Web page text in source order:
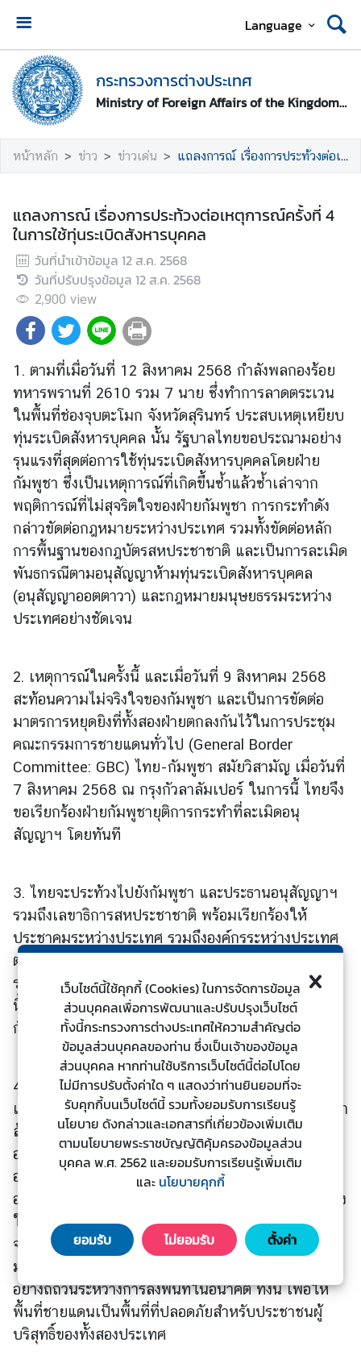
Language
กระทรวงการต่างประเทศ
Ministry of Foreign Affairs of the Kingdom of Thailand
ห
น้
า
ห
ลั
ก
ะ
ท
ร
ว
ง
ก
า
ต่
า
ง
ป
ร
เ
ท
ศ
น
โ
ย
ย
ก
า
ร
า
ง
ป
ร
ท
ศ
ล
ป
ะ
หน้าหลัก ข่าว ข่าวเด่น แถลงการณ์ เรื่องการประท้วงต่อเหตุการณ์ครั้งที่ 4 ในการใช้ทุ่นระเบิดสังหารบุคคล
แถลงการณ์ เรื่องการประท้วงต่อเหตุการณ์ครั้งที่ 4
ในการใช้ทุ่นระเบิดสังหารบุคคล
วันที่นำเข้าข้อมูล 12 ส.ค. 2568
วันที่ปรับปรุงข้อมูล 12 ส.ค. 2568
2,900 view
1. ตามที่เมื่อวันที่ 12 สิงหาคม 2568 กำลังพลกองร้อย
ทหารพรานที่ 2610 รวม 7 นาย ซึ่งทำการลาดตระเวน
ในพื้นที่ช่องจุบตะโมก จังหวัดสุรินทร์ ประสบเหตุเหยียบ
ทุ่นระเบิดสังหารบุคคล นั้น รัฐบาลไทยขอประณามอย่าง
รุนแรงที่สุดต่อการใช้ทุ่นระเบิดสังหารบุคคลโดยฝ่าย
กัมพูชา ซึ่งเป็นเหตุการณ์ที่เกิดขึ้นซ้ำแล้วซ้ำเล่าจาก
พฤติการณ์ที่ไม่สุจริตใจของฝ่ายกัมพูชา การกระทำดัง
กล่าวขัดต่อกฎหมายระหว่างประเทศ รวมทั้งขัดต่อหลัก
การพื้นฐานของกฎบัตรสหประชาชาติ และเป็นการละเมิด
พันธกรณีตามอนุสัญญาห้ามทุ่นระเบิดสังหารบุคคล
(อนุสัญญาออตตาวา) และกฎหมายมนุษยธรรมระหว่าง
ประเทศอย่างชัดเจน
2. เหตุการณ์ในครั้งนี้ และเมื่อวันที่ 9 สิงหาคม 2568
สะท้อนความไม่จริงใจของกัมพูชา และเป็นการขัดต่อ
มาตรการหยุดยิงที่ทั้งสองฝ่ายตกลงกันไว้ในการประชุม
คณะกรรมการชายแดนทั่วไป (General Border
Committee: GBC) ไทย-กัมพูชา สมัยวิสามัญ เมื่อวันที่
7 สิงหาคม 2568 ณ กรุงกัวลาลัมเปอร์ ในการนี้ ไทยจึง
ขอเรียกร้องฝ่ายกัมพูชายุติการกระทำที่ละเมิดอนุ
สัญญาฯ โดยทันที
3. ไทยจะประท้วงไปยังกัมพูชา และประธานอนุสัญญาฯ
รวมถึงเลขาธิการสหประชาชาติ พร้อมเรียกร้องให้
ประชาคมระหว่างประเทศ รวมถึงองค์กรระหว่างประเทศ
ต่าง ๆ ที่ให้ความช่วยเหลือกัมพูชาในการเก็บกู้ทุ่น
ระเบิด พิจารณาทบทวนการให้ความช่วยเหลือ นอกจาก
นี้ ไทยจะพิจารณาดำเนินมาตรการอื่นๆ เพื่อตอบโต้
กัมพูชาตามที่เห็นเหมาะสมต่อไป
4. ไทยยืนยันความมุ่งมั่นในการปฏิบัติตามอนุสัญญาฯ
และผิดหวังอย่างยิ่งที่กัมพูชา ซึ่งเคยผ่านเหตุการณ์การฆ่า
ล้างเผ่าพันธ์ุและแสดงตนเป็นผู้ยึดมั่นในพันธกรณีตาม
อนุสัญญาฯ กลับใช้ทุ่นระเบิดเพื่อสังหารมนุษย์ด้วยกัน
อย่างไร้มนุษยธรรม และขอเรียกร้องให้ประชาคม
อาเซียนซึ่งทำงานบนพื้นฐานของกฎกติกาสากล เรียกร้อง
ให้กัมพูชาดำเนินการตามกฎหมายระหว่างประเทศอย่าง
จริงจัง และให้คณะผู้สังเกตการณ์ชั่วคราวที่จัดตั้งขึ้นตาม
มติที่ประชุม GBC สมัยวิสามัญ ข้างต้น พิจารณาเรื่องนี้
อย่างถี่ถ้วนระหว่างการลงพื้นที่ในอนาคต ทั้งนี้ เพื่อให้
พื้นที่ชายแดนเป็นพื้นที่ที่ปลอดภัยสำหรับประชาชนผู้
บริสุทธิ์ของทั้งสองประเทศ
เว็บไซต์นี้ใช้คุกกี้ (Cookies) ในการจัดการข้อมูล
ส่วนบุคคลเพื่อการพัฒนาและปรับปรุงเว็บไซต์
ทั้งนี้กระทรวงการต่างประเทศให้ความสำคัญต่อ
ข้อมูลส่วนบุคคลของท่าน ซึ่งเป็นเจ้าของข้อมูล
ส่วนบุคคล หากท่านใช้บริการเว็บไซต์นี้ต่อไปโดย
ไม่มีการปรับตั้งค่าใด ๆ แสดงว่าท่านยินยอมที่จะ
รับคุกกี้บนเว็บไซต์นี้ รวมทั้งยอมรับการเรียนรู้
นโยบาย ดังกล่าวและเอกสารที่เกี่ยวข้องเพิ่มเติม
ตามนโยบายพระราชบัญญัติคุ้มครองข้อมูลส่วน
บุคคล พ.ศ. 2562 และยอมรับการเรียนรู้เพิ่มเติม
และ นโยบายคุกกี้
ยอมรับ ไม่ยอมรับ ตั้งค่า